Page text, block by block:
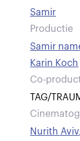
Samir
Productie
Samir
Karin Koch
Co-
TAG/
Nurith Aviv